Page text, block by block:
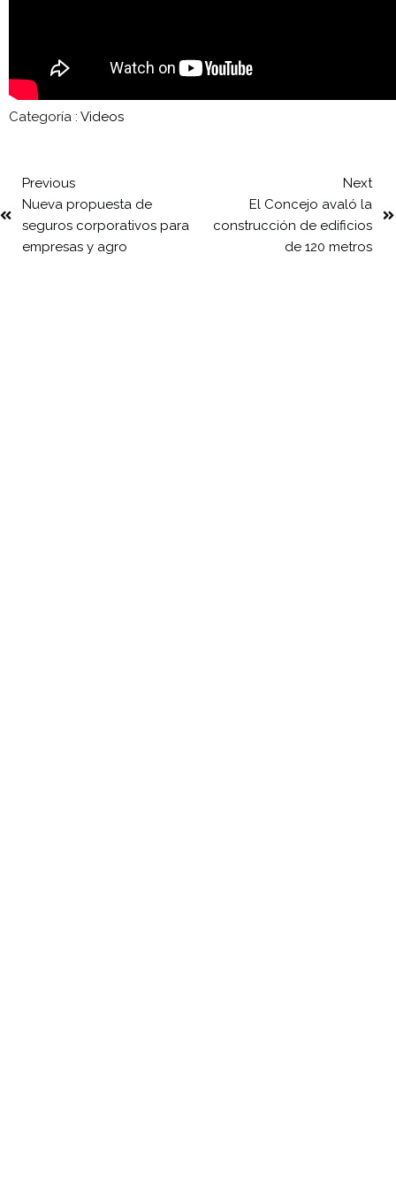
Categoría : Videos
Previous
Nueva propuesta de
seguros corporativos para
empresas y agro
Next
El Concejo avaló la
construcción de edificios
de 120 metros